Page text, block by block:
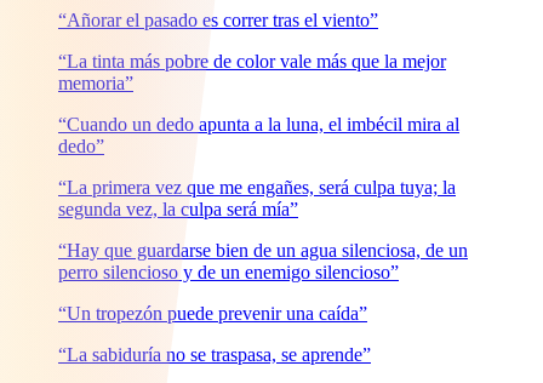
“Añorar el pasado es correr tras el viento”
“La tinta más pobre de color vale más que la mejor
memoria”
“Cuando un dedo apunta a la luna, el imbécil mira al
dedo”
“La primera vez que me engañes, será culpa tuya; la
segunda vez, la culpa será mía”
“Hay que guardarse bien de un agua silenciosa, de un
perro silencioso y de un enemigo silencioso”
“Un tropezón puede prevenir una caída”
“La sabiduría no se traspasa, se aprende”